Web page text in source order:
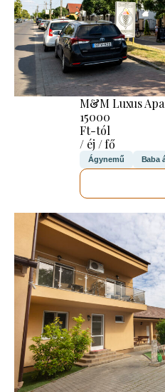
M&M Luxus
15000
Ft-tól
/ éj / fő
Ágynemű Baba